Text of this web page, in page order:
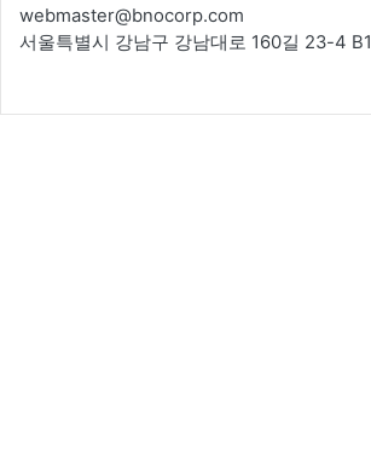
webmaster@bnocorp.com
서울특별시 강남구 강남대로 160길 23-4 B1